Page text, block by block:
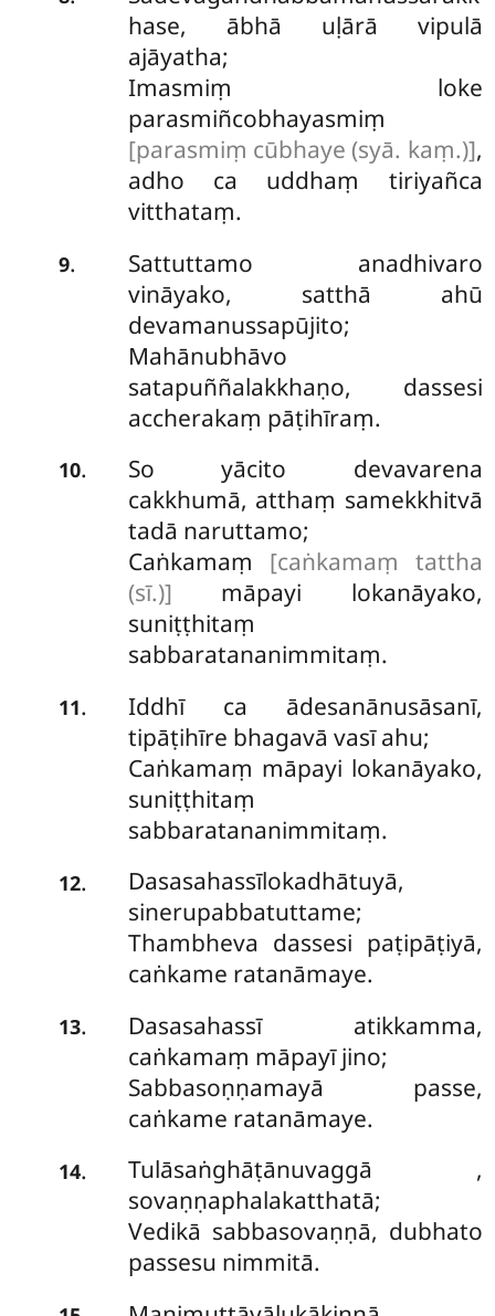
hase, ābhā uḷārā vipulā
ajāyatha;
Imasmiṃ loke
parasmiñcobhayasmiṃ
[parasmiṃ cūbhaye (syā. kaṃ.)],
adho ca uddhaṃ tiriyañca
vitthataṃ.
9.
Sattuttamo anadhivaro
vināyako, satthā ahū
devamanussapūjito;
Mahānubhāvo
satapuññalakkhaṇo, dassesi
accherakaṃ pāṭihīraṃ.
10.
So yācito devavarena
cakkhumā, atthaṃ samekkhitvā
tadā naruttamo;
Caṅkamaṃ [caṅkamaṃ tattha
(sī.)] māpayi lokanāyako,
suniṭṭhitaṃ
sabbaratananimmitaṃ.
11.
Iddhī ca ādesanānusāsanī,
tipāṭihīre bhagavā vasī ahu;
Caṅkamaṃ māpayi lokanāyako,
suniṭṭhitaṃ
sabbaratananimmitaṃ.
12.
Dasasahassīlokadhātuyā,
sinerupabbatuttame;
Thambheva dassesi paṭipāṭiyā,
caṅkame ratanāmaye.
13. Dasasahassī atikkamma,
caṅkamaṃ māpayī jino;
Sabbasoṇṇamayā passe,
caṅkame ratanāmaye.
14. Tulāsaṅghāṭānuvaggā ,
sovaṇṇaphalakatthatā;
Vedikā sabbasovaṇṇā, dubhato
passesu nimmitā.